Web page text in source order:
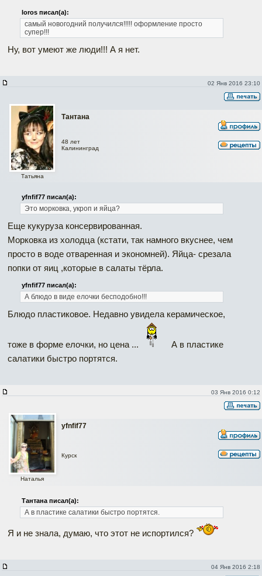
loros писал(а):
самый новогодний получился!!!!! оформление просто
супер!!!
Ну, вот умеют же люди!!! А я нет.
02 Янв 2016 23:10
Тантана
Татьяна
48 лет
Калининград
yfnfif77 писал(а):
Это морковка, укроп и яйца?
Еще кукуруза консервированная.
Морковка из холодца (кстати, так намного вкуснее, чем
просто в воде отваренная и экономней). Яйца- срезала
попки от яиц ,которые в салаты тёрла.
yfnfif77 писал(а):
А блюдо в виде елочки бесподобно!!!
Блюдо пластиковое. Недавно увидела керамическое,
тоже в форме елочки, но цена ...
А в пластике
салатики быстро портятся.
03 Янв 2016 0:12
yfnfif77
Наталья
Курск
Тантана писал(а):
А в пластике салатики быстро портятся.
Я и не знала, думаю, что этот не испортился?
04 Янв 2016 2:18